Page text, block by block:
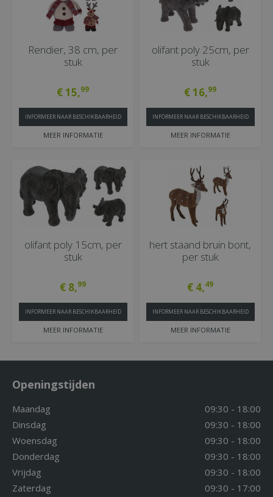
Rendier, 38 cm, per
stuk
€15,99
MEER INFORMATIE
INFORMEER NAAR BESCHIKBAARHEID
olifant poly 25cm, per
stuk
€16,99
MEER INFORMATIE
INFORMEER NAAR BESCHIKBAARHEID
olifant poly 15cm, per
stuk
€ 8,99
MEER INFORMATIE
INFORMEER NAAR BESCHIKBAARHEID
hert staand bruin bont,
per stuk
€ 4,49
MEER INFORMATIE
INFORMEER NAAR BESCHIKBAARHEID
Openingstijden
Maandag
09:30 - 18:00
Dinsdag
09:30 - 18:00
Woensdag
09:30 - 18:00
Donderdag
09:30 - 18:00
Vrijdag
09:30 - 18:00
Zaterdag
09:30 - 17:00